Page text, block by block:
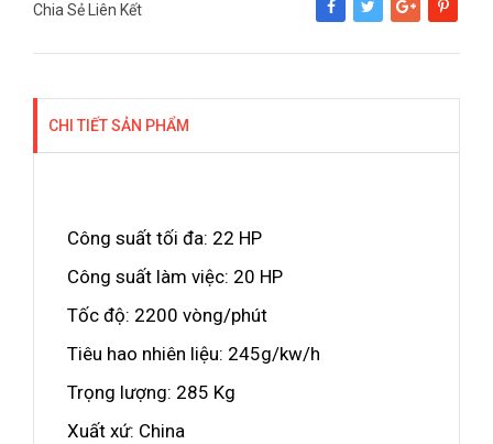
Chia Sẻ Liên Kết
Share Tweet Google+Pinterest
CHI TIẾT SẢN PHẨM
Công suất tối đa: 22 HP
Công suất làm việc: 20 HP
Tốc độ: 2200 vòng/phút
Tiêu hao nhiên liệu: 245g/kw/h
Trọng lượng: 285 Kg
Xuất xứ: China